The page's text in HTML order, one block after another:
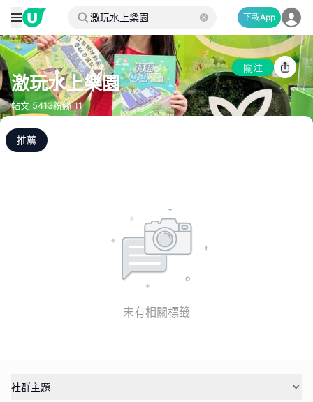
下載App
激玩水上樂園
帖文 5413粉絲11
關注
推薦
未有相關標籤
社群主題